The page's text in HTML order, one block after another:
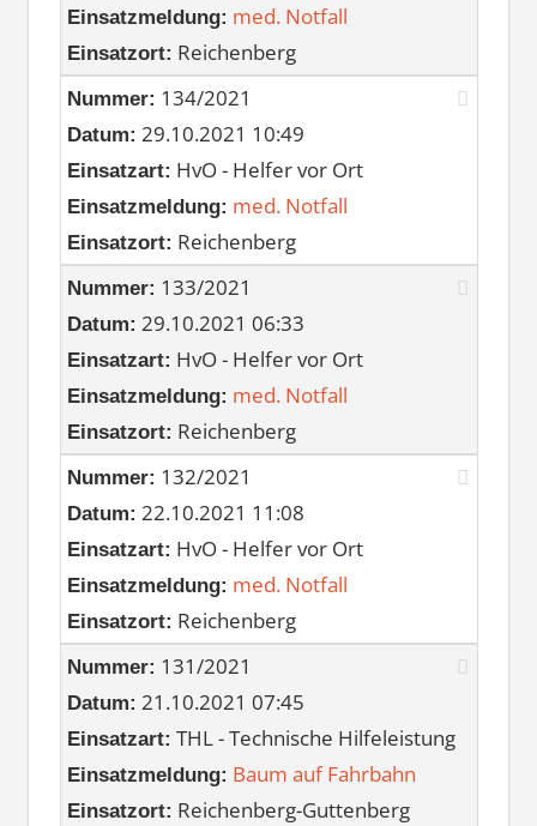
Einsatzmeldung: med. Notfall
Einsatzort: Reichenberg
Nummer: 134/2021
Datum: 29.10.2021 10:49
Einsatzart: HvO - Helfer vor Ort
Einsatzmeldung: med. Notfall
Einsatzort: Reichenberg
Nummer: 133/2021
Datum: 29.10.2021 06:33
Einsatzart: HvO - Helfer vor Ort
Einsatzmeldung: med. Notfall
Einsatzort: Reichenberg
Nummer: 132/2021
Datum: 22.10.2021 11:08
Einsatzart: HvO - Helfer vor Ort
Einsatzmeldung: med. Notfall
Einsatzort: Reichenberg
Nummer: 131/2021
Datum: 21.10.2021 07:45
Einsatzart: THL - Technische Hilfeleistung
Einsatzmeldung: Baum auf Fahrbahn
Einsatzort: Reichenberg-Guttenberg